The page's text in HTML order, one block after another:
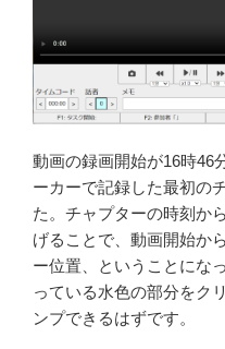
動画の録画開始が16時46
ーカーで記録した最初の
た。チャプターの時刻か
げることで、動画開始か
ー位置、ということにな
っている水色の部分をク
ンプできるはずです。